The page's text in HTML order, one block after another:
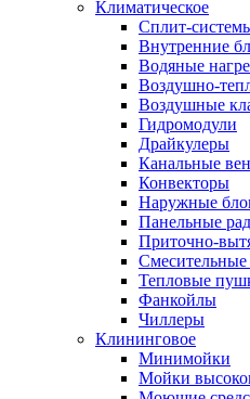
Климатическое
Сплит-
Внутренние
Водяные
Воздушно-
Воздушные
Гидромодули
Драйкулеры
Канальные
Конвекторы
Наружные
Панельные
Приточно-
Смесительные
Тепловые
Фанкойлы
Чиллеры
Клининговое
Минимойки
Мойки